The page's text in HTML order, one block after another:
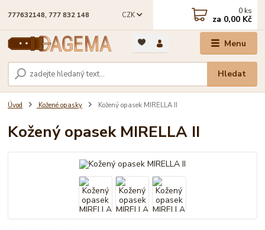
Menu
CZK
Hledat
777632148, 777 832 148 0 ks
za 0,00 Kč
Úvod Kožené opasky Kožený opasek MIRELLA II
Kožený opasek MIRELLA II